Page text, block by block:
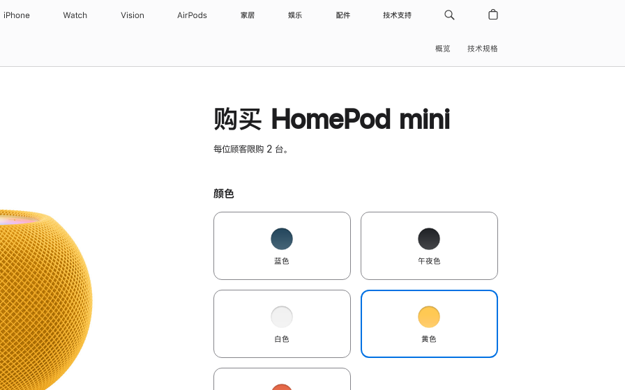
iPhone Watch Vision AirPods 家居 娱乐 配件 技术支持
概览 技术规格
购买 HomePod mini
每位顾客限购 2 台。
颜色
蓝色 午夜色
白色 黄色